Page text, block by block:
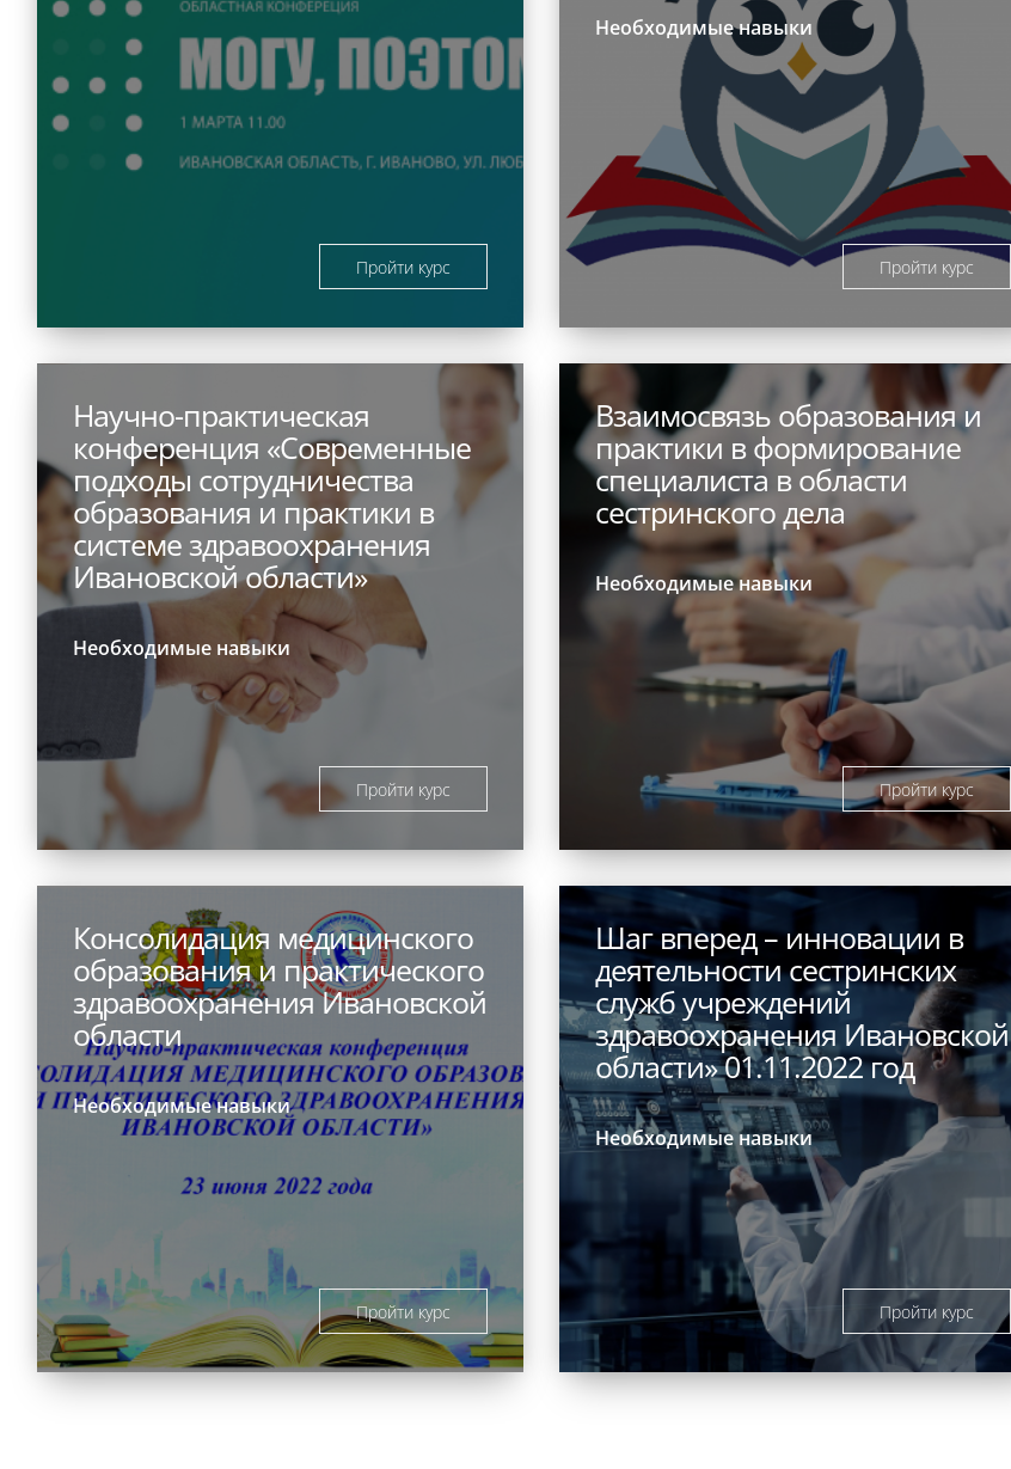
Пройти курс
Необходимые навыки
Пройти курс
Научно-практическая
конференция «Современные
подходы сотрудничества
образования и практики в
системе здравоохранения
Ивановской области»
Необходимые навыки
Пройти курс
Взаимосвязь образования и
практики в формирование
специалиста в области
сестринского дела
Необходимые навыки
Пройти курс
Консолидация медицинского
образования и практического
здравоохранения Ивановской
области
Необходимые навыки
Пройти курс
Шаг вперед – инновации в
деятельности сестринских
служб учреждений
здравоохранения Ивановской
области» 01.11.2022 год
Необходимые навыки
Пройти курс